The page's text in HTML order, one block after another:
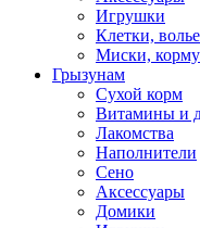
Игрушки
Клетки,
Миски,
Грызунам
Сухой корм
Витамины и
Лакомства
Наполнители
Сено
Аксессуары
Домики